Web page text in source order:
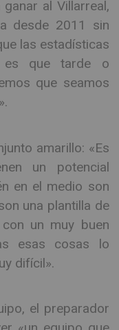
al Villarreal,
desde 2011 sin
las estadísticas
es que tarde o
que seamos
amarillo: «Es
un potencial
en el medio son
una plantilla de
un muy buen
esas cosas lo
difícil».
el preparador